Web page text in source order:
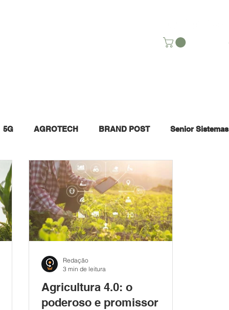
5G AGROTECH BRAND POST Senior Sistemas
Agricultura 4.0: o
poderoso e promissor
Redação
3 min de leitura